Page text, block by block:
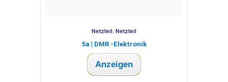
Netzteil. Netzteil
5a | DMR -Elektronik
Anzeigen